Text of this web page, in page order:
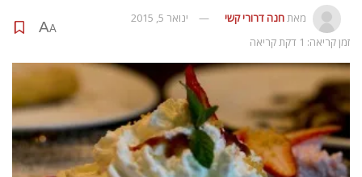
מאתחנה דרורי קשי
ינואר 5, 2015
זמן קריאה: 1 דקת קריאה
A
A